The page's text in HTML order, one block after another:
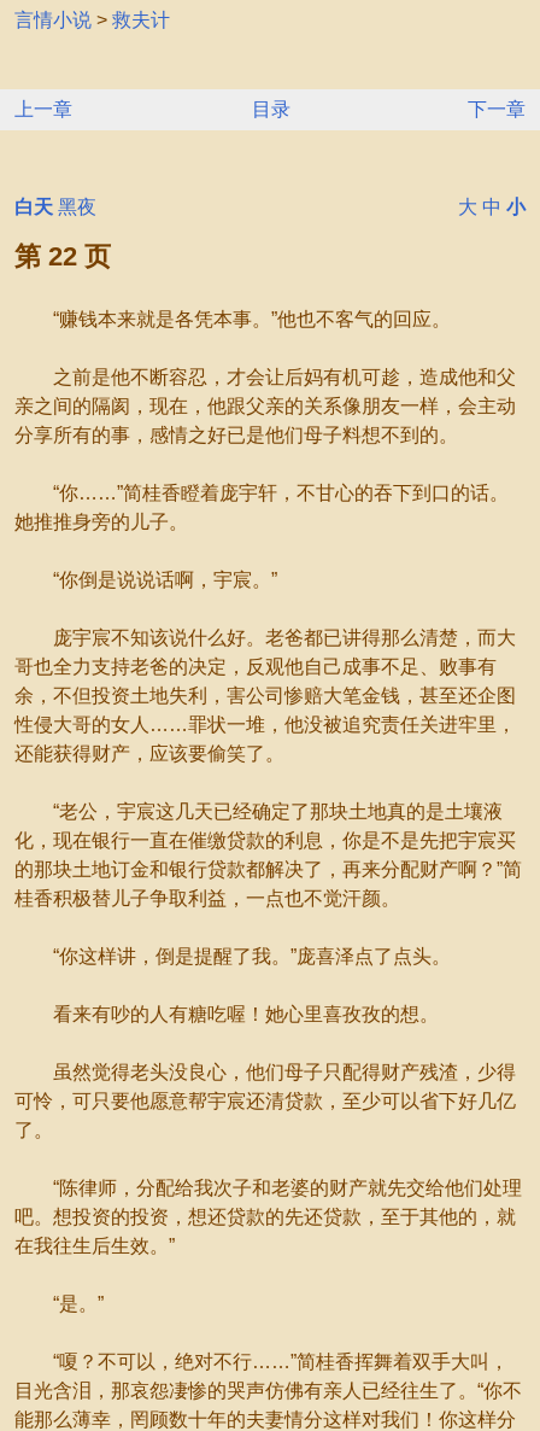
言情小说 > 救夫计
上一章 目录 下一章
白天 黑夜 大 中 小
第 22 页
“赚钱本来就是各凭本事。”他也不客气的回应。
之前是他不断容忍，才会让后妈有机可趁，造成他和父
亲之间的隔阂，现在，他跟父亲的关系像朋友一样，会主动
分享所有的事，感情之好已是他们母子料想不到的。
“你……”简桂香瞪着庞宇轩，不甘心的吞下到口的话。
她推推身旁的儿子。
“你倒是说说话啊，宇宸。”
庞宇宸不知该说什么好。老爸都已讲得那么清楚，而大
哥也全力支持老爸的决定，反观他自己成事不足、败事有
余，不但投资土地失利，害公司惨赔大笔金钱，甚至还企图
性侵大哥的女人……罪状一堆，他没被追究责任关进牢里，
还能获得财产，应该要偷笑了。
“老公，宇宸这几天已经确定了那块土地真的是土壤液
化，现在银行一直在催缴贷款的利息，你是不是先把宇宸买
的那块土地订金和银行贷款都解决了，再来分配财产啊？”简
桂香积极替儿子争取利益，一点也不觉汗颜。
“你这样讲，倒是提醒了我。”庞喜泽点了点头。
看来有吵的人有糖吃喔！她心里喜孜孜的想。
虽然觉得老头没良心，他们母子只配得财产残渣，少得
可怜，可只要他愿意帮宇宸还清贷款，至少可以省下好几亿
了。
“陈律师，分配给我次子和老婆的财产就先交给他们处理
吧。想投资的投资，想还贷款的先还贷款，至于其他的，就
在我往生后生效。”
“是。”
“嗄？不可以，绝对不行……”简桂香挥舞着双手大叫，
目光含泪，那哀怨凄惨的哭声仿佛有亲人已经往生了。“你不
能那么薄幸，罔顾数十年的夫妻情分这样对我们！你这样分